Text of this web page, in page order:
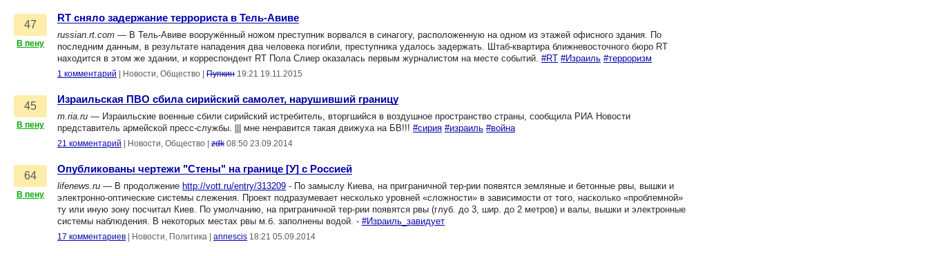
47
В пену
RT сняло задержание террориста в Тель-Авиве
russian.rt.com — В Тель-Авиве вооружённый ножом преступник ворвался в синагогу, расположенную на одном из этажей офисного здания. По
последним данным, в результате нападения два человека погибли, преступника удалось задержать. Штаб-квартира ближневосточного бюро RT
находится в этом же здании, и корреспондент RT Пола Слиер оказалась первым журналистом на месте событий. #RT #Израиль #терроризм
1 комментарий Новости, Общество Пупкин 19:21 19.11.2015
45
В пену
Израильская ПВО сбила сирийский самолет, нарушивший границу
m.ria.ru — Израильские военные сбили сирийский истребитель, вторгшийся в воздушное пространство страны, сообщила РИА Новости
представитель армейской пресс-службы. ||| мне ненравится такая движуха на БВ!!! #сирия #израиль #война
21 комментарий Новости, Общество zdk 08:50 23.09.2014
64
В пену
Опубликованы чертежи "Стены" на границе [У] с Россией
lifenews.ru — В продолжение http://vott.ru/entry/313209 - По замыслу Киева, на приграничной тер-рии появятся земляные и бетонные рвы, вышки и
электронно-оптические системы слежения. Проект подразумевает несколько уровней «сложности» в зависимости от того, насколько «проблемной»
ту или иную зону посчитал Киев. По умолчанию, на приграничной тер-рии появятся рвы (глуб. до 3, шир. до 2 метров) и валы, вышки и электронные
системы наблюдения. В некоторых местах рвы м.б. заполнены водой. - #Израиль_завидует
17 комментариев Новости, Политика annescis 18:21 05.09.2014